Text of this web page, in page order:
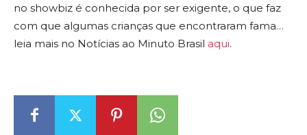
no showbiz é conhecida por ser exigente, o que faz
com que algumas crianças que encontraram fama…
leia mais no Notícias ao Minuto Brasil aqui.